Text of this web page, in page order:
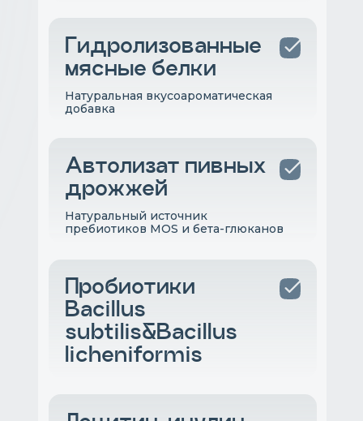
Гидролизованные
мясные белки
Натуральная вкусоароматическая
добавка
Пробиотики
Bacillus
subtilis&Bacillus
licheniformis
Автолизат пивных
дрожжей
Натуральный источник
пребиотиков MOS и бета-глюканов